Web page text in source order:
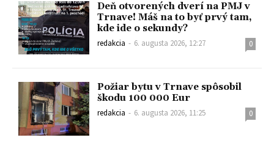
Deň otvorených dverí na PMJ v
Trnave! Máš na to byť prvý tam,
kde ide o sekundy?
redakcia - 6. augusta 2026, 12:27 0
Požiar bytu v Trnave spôsobil
škodu 100 000 Eur
redakcia - 6. augusta 2026, 11:25 0